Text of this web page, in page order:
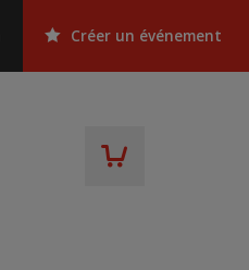
Créer un événement